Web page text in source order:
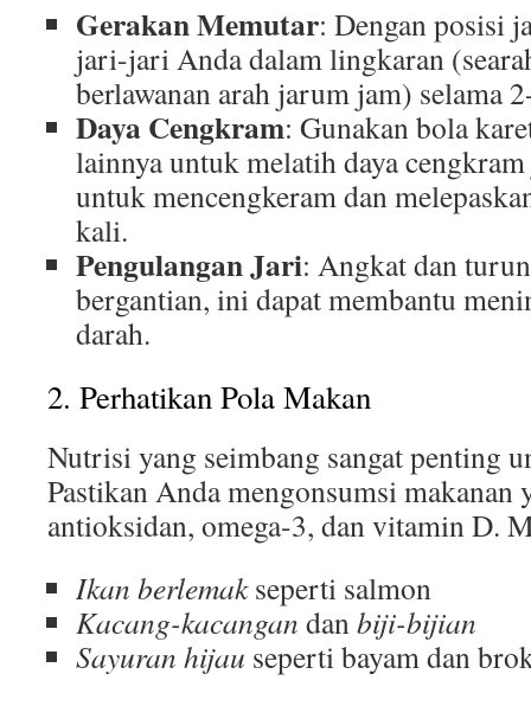
Gerakan Memutar: Dengan posisi
jari-jari Anda dalam lingkaran
berlawanan arah jarum jam) selama
Daya Cengkram: Gunakan bola
lainnya untuk melatih daya
untuk mencengkeram dan
kali.
Pengulangan Jari: Angkat dan
bergantian, ini dapat membantu
darah.
2. Perhatikan Pola Makan
Nutrisi yang seimbang sangat penting
Pastikan Anda mengonsumsi makanan
antioksidan, omega-3, dan vitamin D.
Ikan berlemakseperti salmon
Kacang-kacangan danbiji-bijian
Sayuran hijau seperti bayam dan